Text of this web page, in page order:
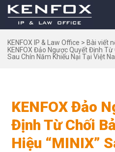
KENFOX IP & Law Office > Bài viết
KENFOX Đảo Ngược Quyết Định Từ
Sau Chín Năm Khiếu Nại Tại Việt
KENFOX Đảo
Định Từ Chối
Hiệu “MINIX”